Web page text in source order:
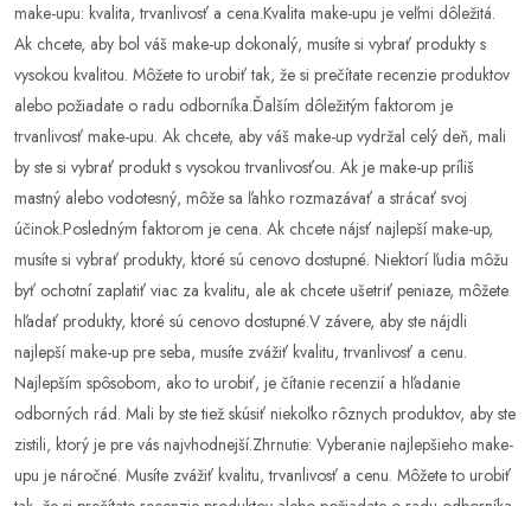
make-upu: kvalita, trvanlivosť a cena.Kvalita make-upu je veľmi dôležitá.
Ak chcete, aby bol váš make-up dokonalý, musíte si vybrať produkty s
vysokou kvalitou. Môžete to urobiť tak, že si prečítate recenzie produktov
alebo požiadate o radu odborníka.Ďalším dôležitým faktorom je
trvanlivosť make-upu. Ak chcete, aby váš make-up vydržal celý deň, mali
by ste si vybrať produkt s vysokou trvanlivosťou. Ak je make-up príliš
mastný alebo vodotesný, môže sa ľahko rozmazávať a strácať svoj
účinok.Posledným faktorom je cena. Ak chcete nájsť najlepší make-up,
musíte si vybrať produkty, ktoré sú cenovo dostupné. Niektorí ľudia môžu
byť ochotní zaplatiť viac za kvalitu, ale ak chcete ušetriť peniaze, môžete
hľadať produkty, ktoré sú cenovo dostupné.V závere, aby ste nájdli
najlepší make-up pre seba, musíte zvážiť kvalitu, trvanlivosť a cenu.
Najlepším spôsobom, ako to urobiť, je čítanie recenzií a hľadanie
odborných rád. Mali by ste tiež skúsiť niekoľko rôznych produktov, aby ste
zistili, ktorý je pre vás najvhodnejší.Zhrnutie: Vyberanie najlepšieho make-
upu je náročné. Musíte zvážiť kvalitu, trvanlivosť a cenu. Môžete to urobiť